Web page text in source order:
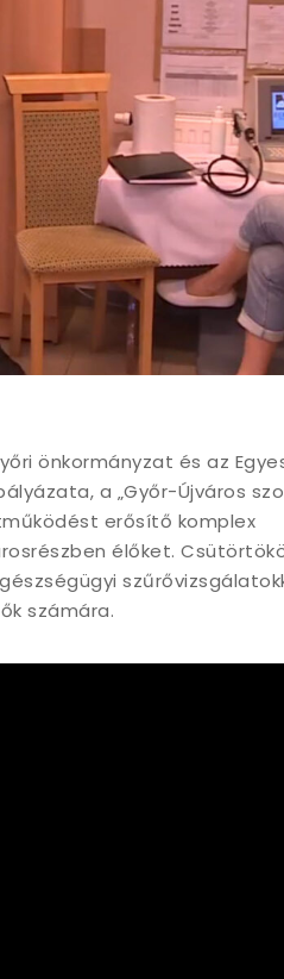
önkormányzat és az
a „Győr-Újváros
erősítő komplex
élőket.
számára.